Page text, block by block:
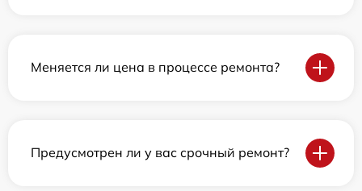
Меняется ли цена в процессе ремонта?
Предусмотрен ли у вас срочный ремонт?